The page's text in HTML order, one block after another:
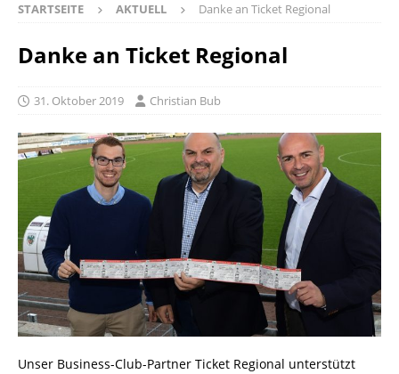
STARTSEITE AKTUELL Danke an Ticket Regional
Danke an Ticket Regional
31. Oktober 2019 Christian Bub
Unser Business-Club-Partner Ticket Regional unterstützt